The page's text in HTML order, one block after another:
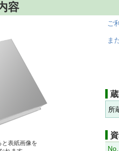
容
と表紙画像を
ご
ま
所
No.